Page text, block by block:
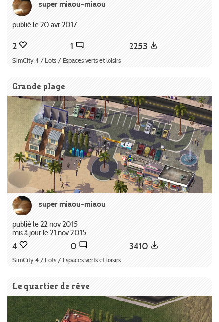
super miaou-miaou
publié le 20 avr 2017
2 1 2253
SimCity 4 / Lots / Espaces verts et loisirs
Grande plage
super miaou-miaou
publié le 22 nov 2015
mis à jour le 21 nov 2015
4 0 3410
SimCity 4 / Lots / Espaces verts et loisirs
Le quartier de rêve